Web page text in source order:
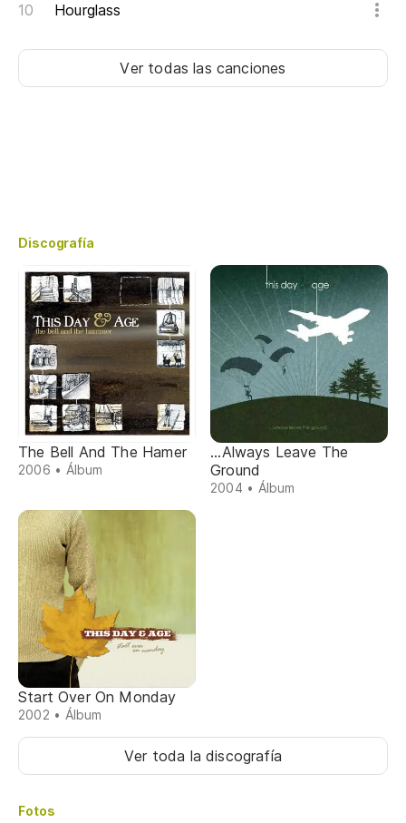
Hourglass
Ver todas las canciones
Discografía
The Bell And The Hamer
2006 • Álbum
...Always Leave The
Ground
2004 • Álbum
Start Over On Monday
2002 • Álbum
Ver toda la discografía
Fotos